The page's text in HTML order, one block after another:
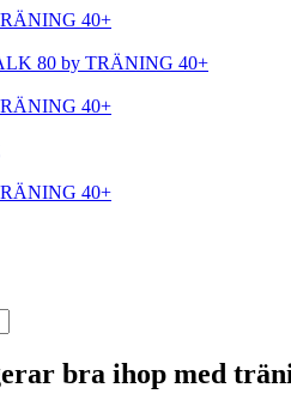
40+
80 by TRÄNING 40+
40+
40+
bra ihop med